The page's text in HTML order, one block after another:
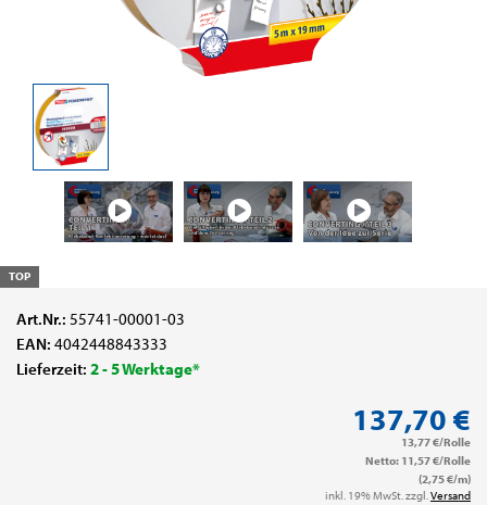
TOP
Art.Nr.: 55741-00001-03
EAN: 4042448843333
Lieferzeit: 2 - 5 Werktage*
137,70 €
13,77 €/Rolle
Netto: 11,57 €/Rolle
(2,75 €/m)
inkl. 19% MwSt. zzgl.Versand